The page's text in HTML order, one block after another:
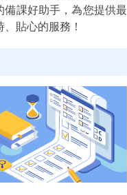
備課好助手，為您提供最
、貼心的服務！